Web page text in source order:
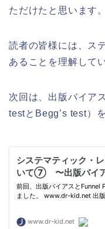
ただけたと思います。
読者の皆様には、ス
あることを理解して
次回は、出版バイア
testとBegg’s test）